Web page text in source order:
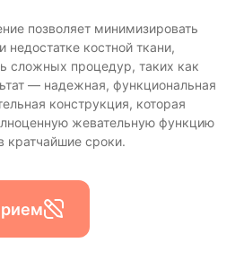
позволяет минимизировать
костной ткани,
сложных процедур, таких как
— надежная, функциональная
конструкция, которая
жевательную функцию
кратчайшие сроки.